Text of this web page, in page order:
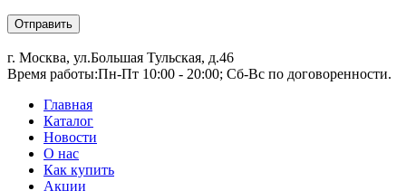
Отправить
г. Москва, ул.Большая Тульская, д.46
Время работы:Пн-Пт 10:00 - 20:00; Сб-Вс по договоренности.
Главная
Каталог
Новости
О нас
Как купить
Акции